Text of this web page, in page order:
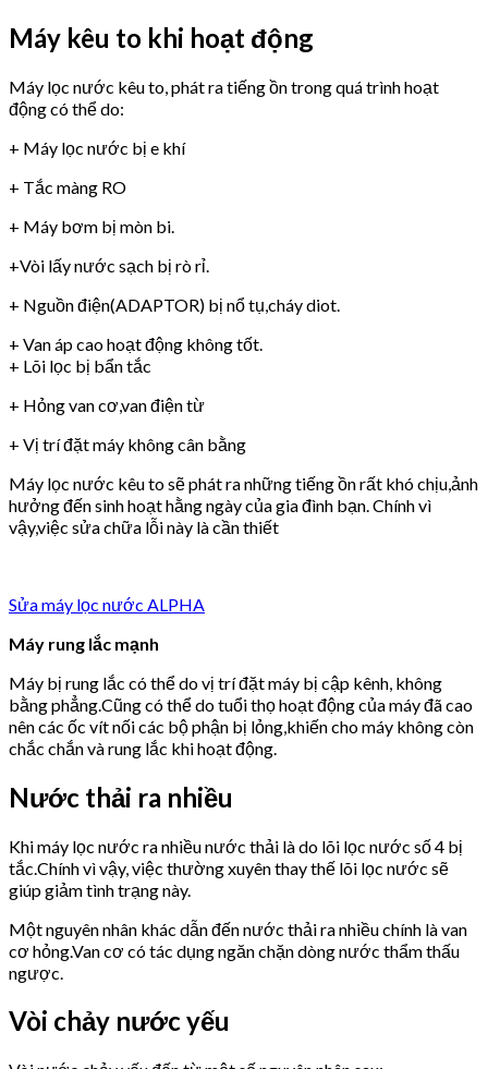
Máy kêu to khi hoạt động
Máy lọc nước kêu to, phát ra tiếng ồn trong quá trình hoạt
động có thể do:
+ Máy lọc nước bị e khí
+ Tắc màng RO
+ Máy bơm bị mòn bi.
+Vòi lấy nước sạch bị rò rỉ.
+ Nguồn điện(ADAPTOR) bị nổ tụ,cháy diot.
+ Van áp cao hoạt động không tốt.
+ Lõi lọc bị bẩn tắc
+ Hỏng van cơ,van điện từ
+ Vị trí đặt máy không cân bằng
Máy lọc nước kêu to sẽ phát ra những tiếng ồn rất khó chịu,ảnh
hưởng đến sinh hoạt hằng ngày của gia đình bạn. Chính vì
vậy,việc sửa chữa lỗi này là cần thiết
Sửa máy lọc nước ALPHA
Máy rung lắc mạnh
Máy bị rung lắc có thể do vị trí đặt máy bị cập kênh, không
bằng phẳng.Cũng có thể do tuổi thọ hoạt động của máy đã cao
nên các ốc vít nối các bộ phận bị lỏng,khiến cho máy không còn
chắc chắn và rung lắc khi hoạt động.
Nước thải ra nhiều
Khi máy lọc nước ra nhiều nước thải là do lõi lọc nước số 4 bị
tắc.Chính vì vậy, việc thường xuyên thay thế lõi lọc nước sẽ
giúp giảm tình trạng này.
Một nguyên nhân khác dẫn đến nước thải ra nhiều chính là van
cơ hỏng.Van cơ có tác dụng ngăn chặn dòng nước thẩm thấu
ngược.
Vòi chảy nước yếu